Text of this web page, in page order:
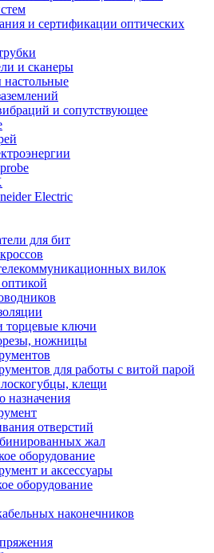
и сертификации оптических
и сканеры
и сопутствующее
Electric
для бит
вилок
ключи
ножницы
для работы с витой парой
клещи
назначения
отверстий
жал
оборудование
и аксессуары
оборудование
наконечников